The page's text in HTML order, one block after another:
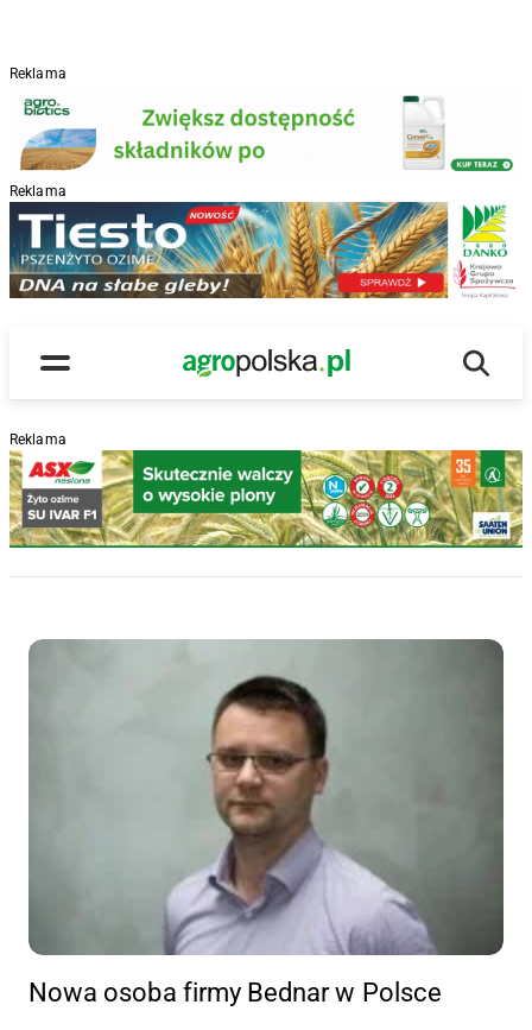
Reklama
Reklama
Menu
Main Logo
Reklama
Nowa osoba firmy Bednar w Polsce